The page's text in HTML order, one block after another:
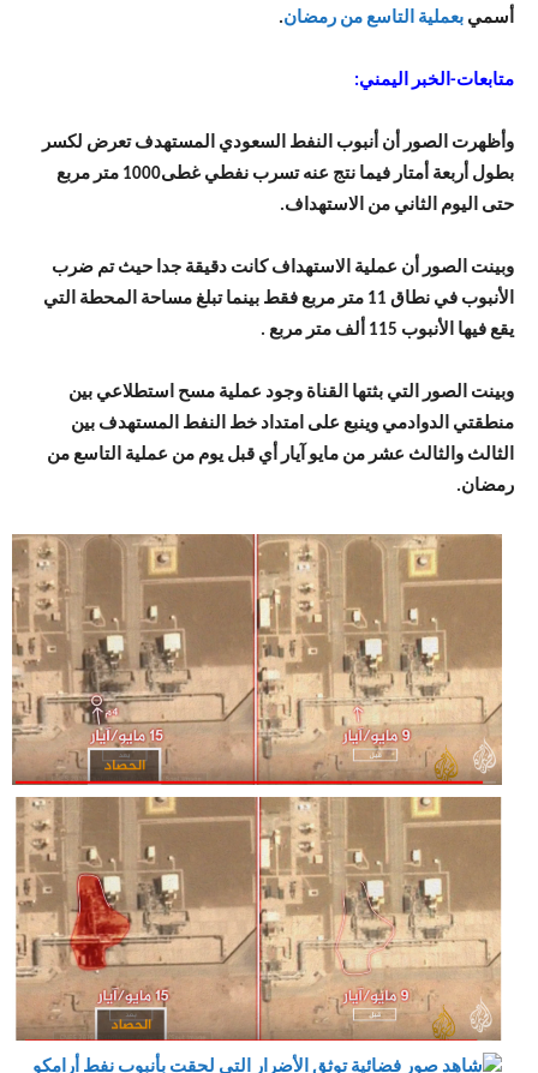
أسمي بعملية التاسع من رمضان.
متابعات-الخبر اليمني:
وأظهرت الصور أن أنبوب النفط السعودي المستهدف تعرض لكسر
بطول أربعة أمتار فيما نتج عنه تسرب نفطي غطى1000 متر مربع
حتى اليوم الثاني من الاستهداف.
وبينت الصور أن عملية الاستهداف كانت دقيقة جدا حيث تم ضرب
الأنبوب في نطاق 11 متر مربع فقط بينما تبلغ مساحة المحطة التي
يقع فيها الأنبوب 115 ألف متر مربع .
وبينت الصور التي بثتها القناة وجود عملية مسح استطلاعي بين
منطقتي الدوادمي وينبع على امتداد خط النفط المستهدف بين
الثالث والثالث عشر من مايو آيار أي قبل يوم من عملية التاسع من
رمضان.